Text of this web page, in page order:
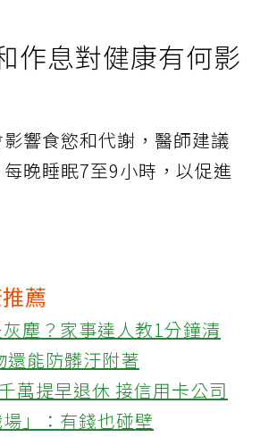
作息對健康有何影
響食慾和代謝，醫師建議
晚睡眠7至9小時，以促進
薦
塵？家事達人教1分鐘清
還能防髒汙附著
萬提早退休 接信用卡公司
」：有錢也碰壁